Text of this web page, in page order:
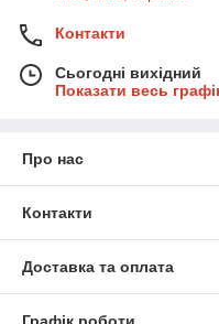
Контакти
Сьогодні вихідний
Показати весь
Про нас
Контакти
Доставка та оплата